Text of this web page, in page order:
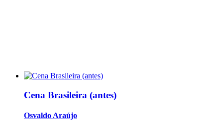
Cena Brasileira (antes)
Osvaldo Araújo